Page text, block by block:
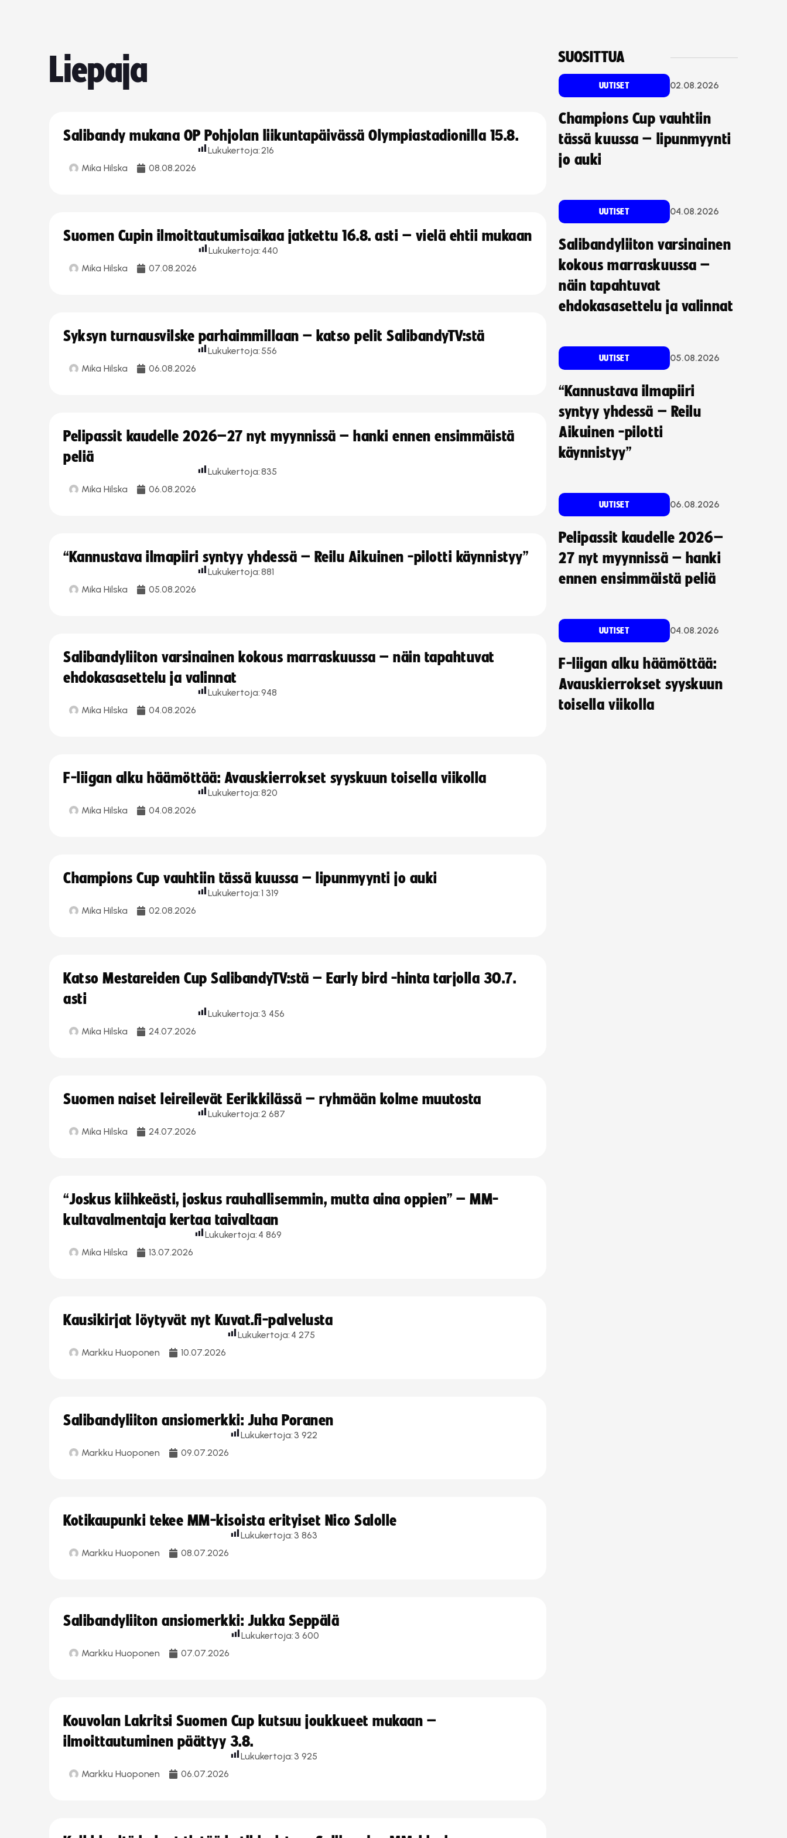
Liepaja
Salibandy mukana OP Pohjolan liikuntapäivässä Olympiastadionilla 15.8.
Mika Hilska 08.08.2026
Lukukertoja:216
Suomen Cupin ilmoittautumisaikaa jatkettu 16.8. asti – vielä ehtii mukaan
Mika Hilska 07.08.2026
Lukukertoja: 440
Syksyn turnausvilske parhaimmillaan – katso pelit SalibandyTV:stä
Mika Hilska 06.08.2026
Lukukertoja: 556
Pelipassit kaudelle 2026–27 nyt myynnissä – hanki ennen ensimmäistä
peliä
Mika Hilska 06.08.2026
Lukukertoja:835
“Kannustava ilmapiiri syntyy yhdessä – Reilu Aikuinen -pilotti käynnistyy”
Mika Hilska 05.08.2026
Lukukertoja:881
Salibandyliiton varsinainen kokous marraskuussa – näin tapahtuvat
ehdokasasettelu ja valinnat
Mika Hilska 04.08.2026
Lukukertoja:948
F-liigan alku häämöttää: Avauskierrokset syyskuun toisella viikolla
Mika Hilska 04.08.2026
Lukukertoja:820
Champions Cup vauhtiin tässä kuussa – lipunmyynti jo auki
Mika Hilska 02.08.2026
Lukukertoja:1 319
Katso Mestareiden Cup SalibandyTV:stä – Early bird -hinta tarjolla 30.7.
asti
Mika Hilska 24.07.2026
Lukukertoja: 3 456
Suomen naiset leireilevät Eerikkilässä – ryhmään kolme muutosta
Mika Hilska 24.07.2026
Lukukertoja:2 687
“Joskus kiihkeästi, joskus rauhallisemmin, mutta aina oppien” – MM-
kultavalmentaja kertaa taivaltaan
Mika Hilska 13.07.2026
Lukukertoja: 4 869
Kausikirjat löytyvät nyt Kuvat.fi-palvelusta
Markku Huoponen 10.07.2026
Lukukertoja: 4 275
Salibandyliiton ansiomerkki: Juha Poranen
Markku Huoponen 09.07.2026
Lukukertoja: 3 922
Kotikaupunki tekee MM-kisoista erityiset Nico Salolle
Markku Huoponen 08.07.2026
Lukukertoja: 3 863
Salibandyliiton ansiomerkki: Jukka Seppälä
Markku Huoponen 07.07.2026
Lukukertoja: 3 600
Kouvolan Lakritsi Suomen Cup kutsuu joukkueet mukaan –
ilmoittautuminen päättyy 3.8.
Markku Huoponen 06.07.2026
Lukukertoja: 3 925
SUOSITTUA
UUTISET 02.08.2026
Champions Cup vauhtiin
tässä kuussa – lipunmyynti
jo auki
UUTISET 04.08.2026
Salibandyliiton varsinainen
kokous marraskuussa –
näin tapahtuvat
ehdokasasettelu ja valinnat
UUTISET 05.08.2026
“Kannustava ilmapiiri
syntyy yhdessä – Reilu
Aikuinen -pilotti
käynnistyy”
UUTISET 06.08.2026
Pelipassit kaudelle 2026–
27 nyt myynnissä – hanki
ennen ensimmäistä peliä
UUTISET 04.08.2026
F-liigan alku häämöttää:
Avauskierrokset syyskuun
toisella viikolla